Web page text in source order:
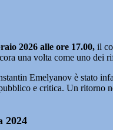
2026 alle ore 17.00, il
una volta come uno
Emelyanov è stato
e critica. Un ritorno
2024